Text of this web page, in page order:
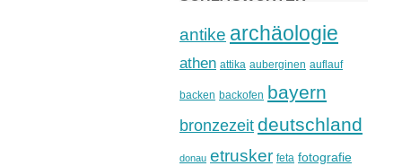
antike archäologie
athen attika auberginen auflauf
backen backofen bayern
bronzezeit deutschland
donau etrusker feta fotografie